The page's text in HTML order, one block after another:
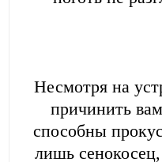
Несмотря на
причинить
способны
лишь